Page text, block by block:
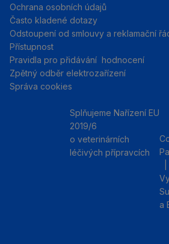
Ochrana osobních údajů
Často kladené dotazy
Odstoupení od smlouvy a reklamační
Přístupnost
Pravidla pro přidávání hodnocení
Zpětný odběr elektrozařízení
Správa cookies
Splňujeme Nařízení EU
2019/6
o veterinárních
léčivých přípravcích
a